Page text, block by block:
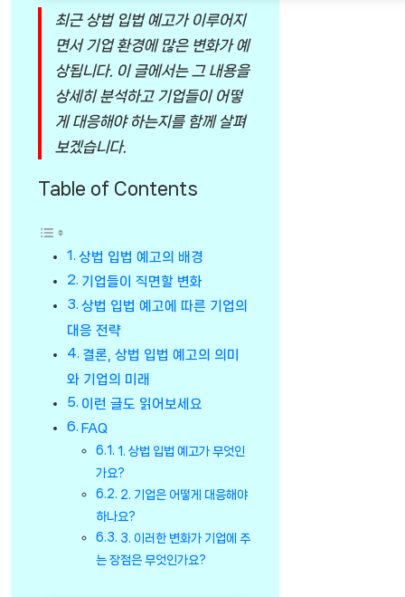
최근 상법 입법 예고가 이루어지
면서 기업 환경에 많은 변화가 예
상됩니다. 이 글에서는 그 내용을
상세히 분석하고 기업들이 어떻
게 대응해야 하는지를 함께 살펴
보겠습니다.
Table of Contents
상법 입법 예고의 배경
기업들이 직면할 변화
상법 입법 예고에 따른 기업의
대응 전략
결론, 상법 입법 예고의 의미
와 기업의 미래
이런 글도 읽어보세요
FAQ
1. 상법 입법 예고가 무엇인
가요?
2. 기업은 어떻게 대응해야
하나요?
3. 이러한 변화가 기업에 주
는 장점은 무엇인가요?